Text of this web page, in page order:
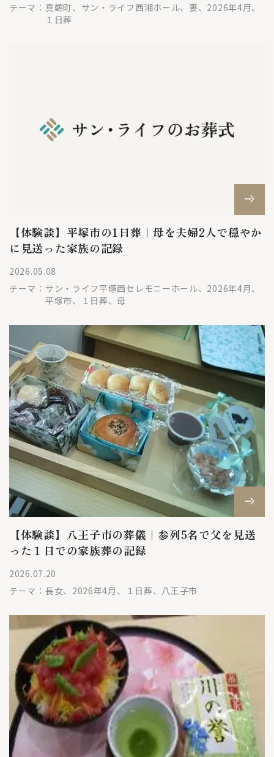
テーマ： 真鶴町、サン・ライフ西湘ホール、妻、2026年4月、
１日葬
【体験談】平塚市の1日葬｜母を夫婦2人で穏やか
に見送った家族の記録
2026.05.08
テーマ： サン・ライフ平塚西セレモニーホール、2026年4月、
平塚市、１日葬、母
【体験談】八王子市の葬儀｜参列5名で父を見送
った１日での家族葬の記録
2026.07.20
テーマ： 長女、2026年4月、１日葬、八王子市